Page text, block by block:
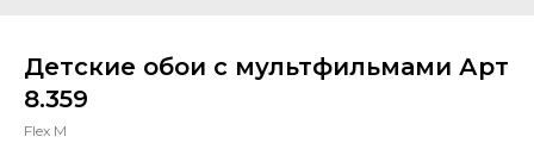
Детские обои с мультфильмами Арт
8.359
Flex M